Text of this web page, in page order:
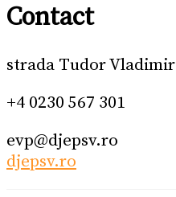
Contact
strada Tudor
+4 0230 567 301
evp@djepsv.ro
djepsv.ro